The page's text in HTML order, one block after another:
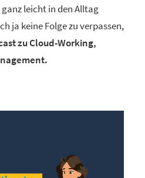
leicht in den Alltag
ja keine Folge zu verpassen,
zu Cloud-Working,